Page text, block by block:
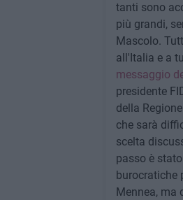
tanti sono
più grandi,
Mascolo.
all'Italia e a
messaggio
presidente
della
che sarà
scelta
passo è
burocratiche
Mennea, ma